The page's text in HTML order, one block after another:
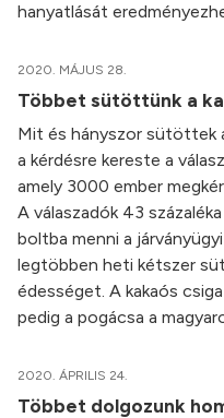
hanyatlását
2020. MÁJUS 28.
Többet sütöttünk a
Mit és hányszor sütöttek
a kérdésre kereste a
amely 3000 ember
A válaszadók 43
boltba menni a
legtöbben heti kétszer
édességet. A kakaós
pedig a pogácsa a
2020. ÁPRILIS 24.
Többet dolgozunk